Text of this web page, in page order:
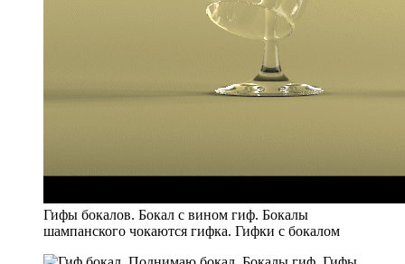
Гифы бокалов. Бокал с вином гиф. Бокалы
шампанского чокаются гифка. Гифки с бокалом